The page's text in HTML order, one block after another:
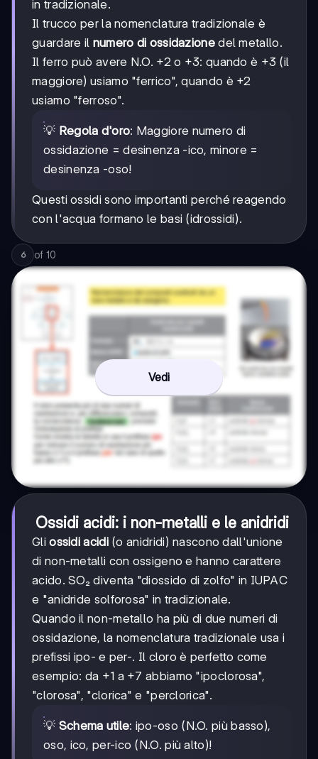
in tradizionale.
Il trucco per la nomenclatura tradizionale è
guardare il numero di ossidazionedel metallo.
Il ferro può avere N.O. +2 o +3: quando è +3 (il
maggiore) usiamo "ferrico", quando è +2
usiamo "ferroso".
💡 Regola d'oro: Maggiore numero di
ossidazione = desinenza -ico, minore =
desinenza -oso!
Questi ossidi sono importanti perché reagendo
con l'acqua formano le basi (idrossidi).
6 of 10
Vedi
Ossidi acidi: i non-metalli e le anidridi
Gliossidi acidi(o anidridi) nascono dall'unione
di non-metalli con ossigeno e hanno carattere
acido. SO₂ diventa "diossido di zolfo" in IUPAC
e "anidride solforosa" in tradizionale.
Quando il non-metallo ha più di due numeri di
ossidazione, la nomenclatura tradizionale usa i
prefissi ipo- e per-. Il cloro è perfetto come
esempio: da +1 a +7 abbiamo "ipoclorosa",
"clorosa", "clorica" e "perclorica".
💡 Schema utile: ipo-oso (N.O. più basso),
oso, ico, per-ico (N.O. più alto)!